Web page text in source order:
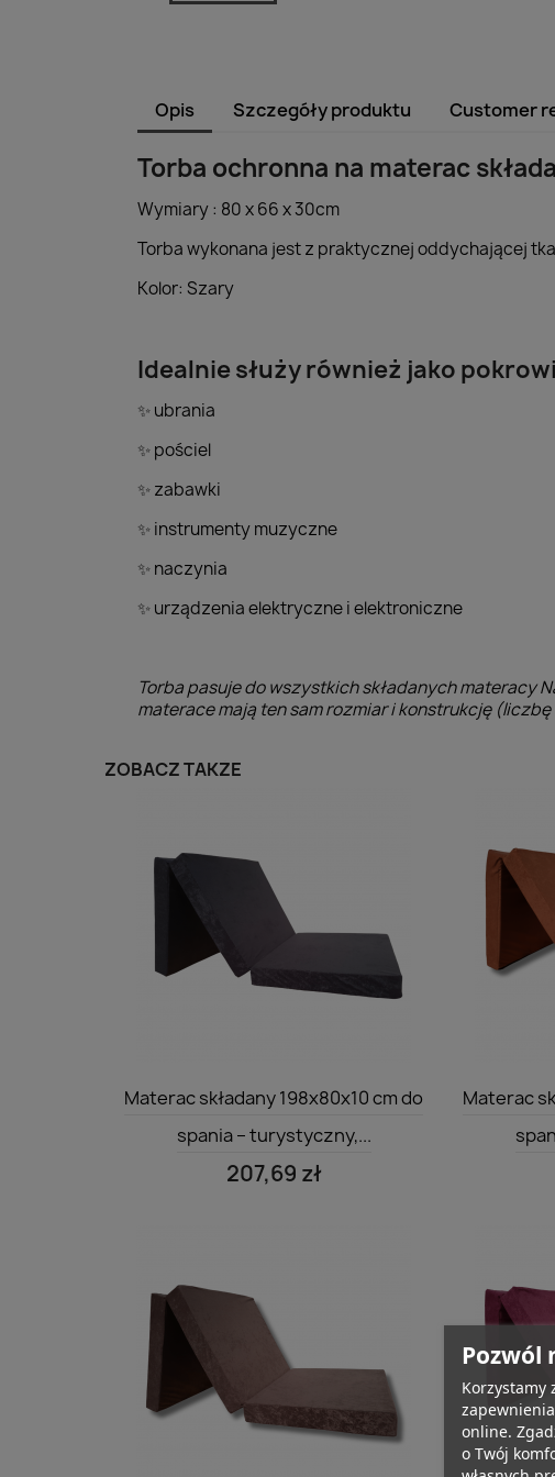
Opis Szczegóły produktu Customer
Torba ochronna na materac
Wymiary : 80 x 66 x 30cm
Torba wykonana jest z praktycznej oddychającej
Kolor: Szary
Idealnie służy również jako
✨ ubrania
✨ pościel
✨ zabawki
✨ instrumenty muzyczne
✨ naczynia
✨ urządzenia elektryczne i elektroniczne
Torba pasuje do wszystkich składanych materacy
materace mają ten sam rozmiar i konstrukcję
ZOBACZ TAKŻE
Szybki podgląd
Materac składany 198x80x10 cm do
spania – turystyczny,...
207,69 zł
Materac
Pozwól
Korzystamy
online.
o Twój